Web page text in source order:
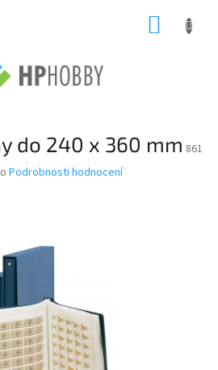
do 240 x 360 mm 861
Podrobnosti hodnocení